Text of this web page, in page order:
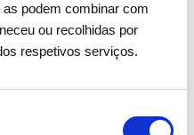
podem combinar com
ou recolhidas por
respetivos serviços.